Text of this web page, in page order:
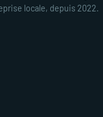
locale, depuis 2022.